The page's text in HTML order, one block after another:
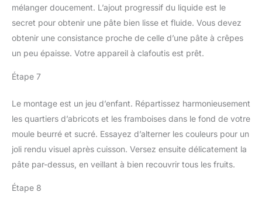
mélanger doucement. L’ajout progressif du liquide est le
secret pour obtenir une pâte bien lisse et fluide. Vous devez
obtenir une consistance proche de celle d’une pâte à crêpes
un peu épaisse. Votre appareil à clafoutis est prêt.
Étape 7
Le montage est un jeu d’enfant. Répartissez harmonieusement
les quartiers d’abricots et les framboises dans le fond de votre
moule beurré et sucré. Essayez d’alterner les couleurs pour un
joli rendu visuel après cuisson. Versez ensuite délicatement la
pâte par-dessus, en veillant à bien recouvrir tous les fruits.
Étape 8